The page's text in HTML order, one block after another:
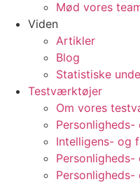
Mød vores
Viden
Artikler
Blog
Statistiske
Testværktøjer
Om vores
Intelligens- og